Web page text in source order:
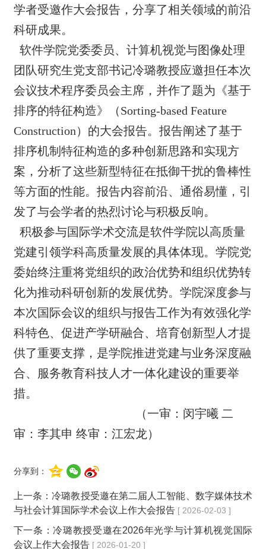
学者受邀作大会报告，分享了相关领域的前沿
科研成果。
软件学院党委委员、计算机视觉与图像处理
团队研究生党支部书记冷璐教授应邀担任本次
会议技术程序委员会主席， 并作了题为《基于
排序的特征构造》
（Sorting-based Feature
Construction）的大会报告。报告阐述了基于
排序机制 特征构造的多种创新思路和实现方
案，分析了这些新型特征在抵御干扰的鲁棒性
等方面的性能。 报告内容前沿、 通俗易懂，引
发了与会学者的热烈讨论与积极反响。
积极参与国际学术交流是软件学院以高质量
党建引领学科高质量发展的具体体现。学院党
委始终注重将党组织的政治优势和组织优势转
化为推动科研创新的发展优势。学院深度参与
本次国际会议的组织与报告工作为有效强化学
科特色、促进产学研融合、培育创新型人才提
供了重要支撑，是学院推进党建与业务深度融
合、服务教育科技人才一体化建设的重要举
措。
（一审：闵宇曦 二
审：李其申 终审：江宏龙）
分享到：
上一条：冷璐教授受邀在第二届人工智能、数字媒体技术
与社会计算国际学术会议上作大会报告 [ 2026-02-03 ]
下一条：冷璐教授受邀在2026年光学与计算机视觉国际
会议上作大会报告 [ 2026-01-20 ]